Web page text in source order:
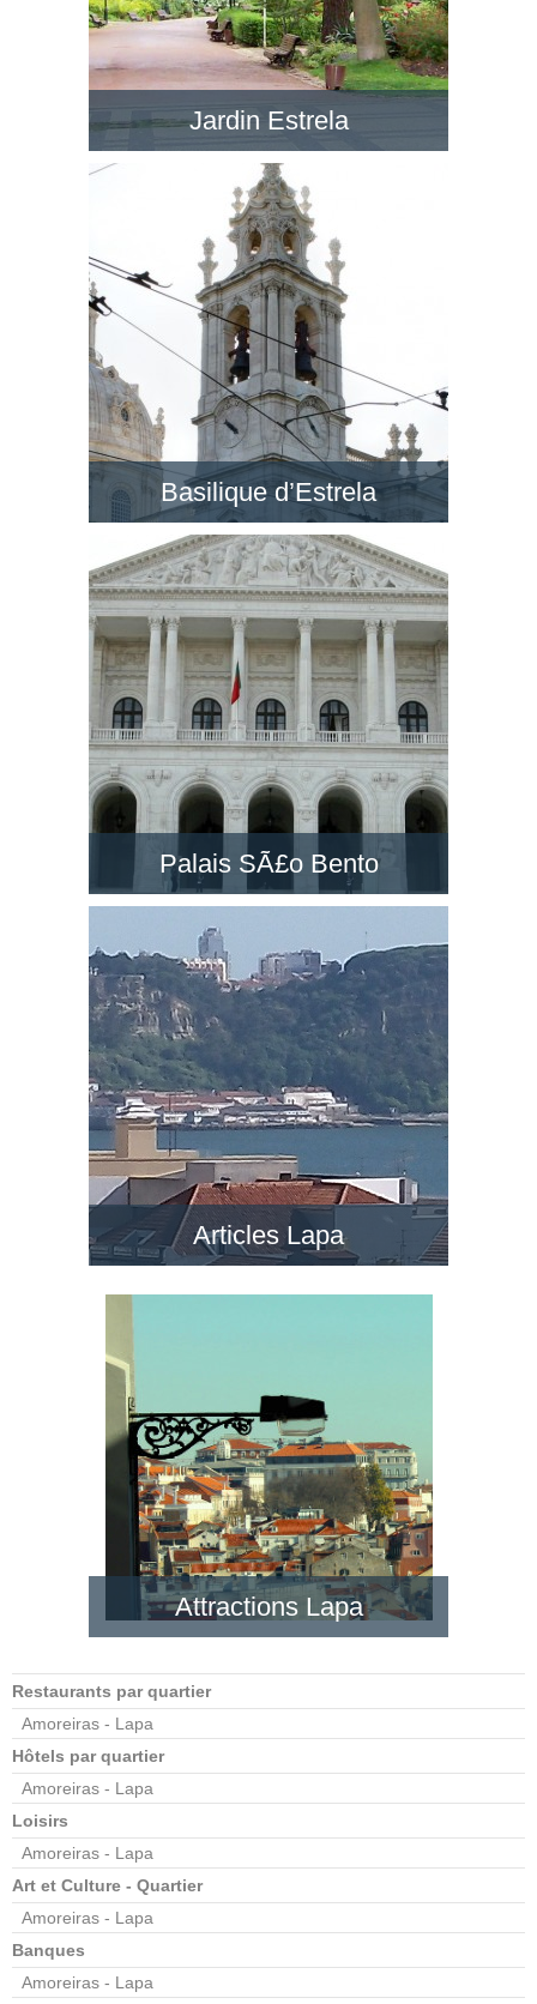
Jardin Estrela
Le Jardim da Estrela en face de la BasÃ­lica da
Estrela est un jardin romantique avec de petits
lacs, dans un style anglais. Visitez ce jardin !
Basilique d’Estrela
Au quartier de Lapa, la Basilique d’Estrela est
un des grands monuments à Lisbonne. Visitez-
la et découvrez le paysage dans son belvédère
!
Palais SÃ£o Bento
Le PalÃ¡cio de SÃ£o Bento est un majestueux
palais néo-classique situé à Lisbonne.
Découvrez le siège du Parlement du Portugal !
Articles Lapa
Attractions Lapa
Restaurants par quartier
Amoreiras - Lapa
Hôtels par quartier
Amoreiras - Lapa
Loisirs
Amoreiras - Lapa
Art et Culture - Quartier
Amoreiras - Lapa
Banques
Amoreiras - Lapa